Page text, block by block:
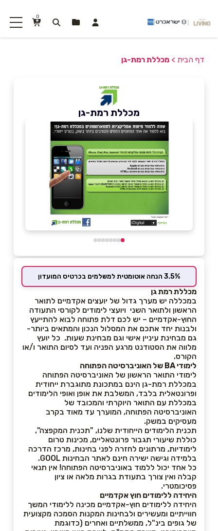
0
דף הבית > מכללת רמת-גן
מכללת רמת-גן
3.5% הנחה אוטומטית למשלמים בכרטיס המועדון
מכללת רמת גן
במכללה יש מערך גדול של יועצים אקדמיים לתואר
הראשון ולתואר השני ויועצי לימודים לקורסי התעודה
החוץ-אקדמיים – יש לכם דלת פתוחה לבוא להתייעץ
ולבנות יחד אתכם את המסלול הנכון והמתאים ביותר-
גם מבחינת עיניין אישי וגם מבחינת שעות. כל יועץ
מלווה את הסטודנט מרגע הפניה ועד לסיום התואר ו/או
הקורס.
לימודי BA של האוניברסיטה הפתוחה
לימודי התואר הראשון של האוניברסיטה הפתוחה
במכללת רמת-גן הינם במתכונת מתוגברת ייחודית
ופרונטאלית בלבד, המשלבת את אופן ואופי הלימודים
במכללת עם התואר היוקרתי והמכובד של
האוניברסיטה הפתוחה, המוערך עד מאוד בקרב
מעסיקים במשק.
תכנית הלימודים הייחודית שלנו, "תכנית המקפצה",
כוללת שיעורי תגבור פרונטאליים, מכינות טרום
לימודיות, מרתונים לחזרה לפני בחינות, מרכז הדרכה
בלמידה וגישה ישירה חינם לאתר הבחינות GOOL.
כל אחד יכול ללמוד באוניברסיטה הפתוחה! אין תנאי
קבלה ואין צורך בתעודת בגרות מלאה או ציון
פסיכומטרי.
היחידה ללימודים חוץ אקדמיים
היחידה ללימודים חוץ-אקדמיים מכינה ללימודי המשך
חווייתיים ומעשירים ולבחינות המקנות הסמכה מקצועית
של גופים בינ"ל, ממשלתיים ואחרים (כדוגמת